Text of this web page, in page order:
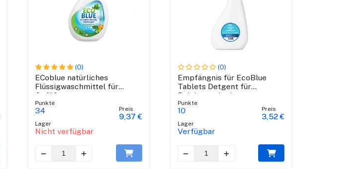
(0)
ECoblue natürliches
Flüssigwaschmittel für
Gefäße
Punkte
34
Lager
Nicht verfügbar
Preis
9,37 €
(0)
Empfängnis für EcoBlue
Tablets Detgent für
Reinigungsbad
Punkte
10
Lager
Verfügbar
Preis
3,52 €